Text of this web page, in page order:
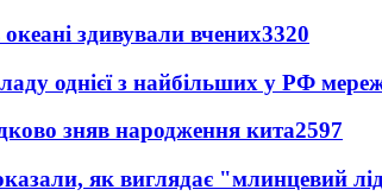
здивували вчених3320
однієї з найбільших у РФ
зняв народження кита2597
як виглядає "млинцевий